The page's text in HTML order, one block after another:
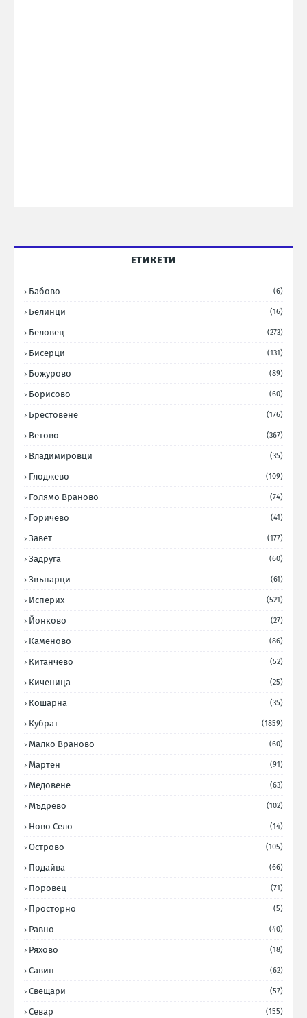
ЕТИКЕТИ
Бабово (6)
Белинци (16)
Беловец (273)
Бисерци (131)
Божурово (89)
Борисово (60)
Брестовене (176)
Ветово (367)
Владимировци (35)
Глоджево (109)
Голямо Враново (74)
Горичево (41)
Завет (177)
Задруга (60)
Звънарци (61)
Исперих (521)
Йонково (27)
Каменово (86)
Китанчево (52)
Киченица (25)
Кошарна (35)
Кубрат (1859)
Малко Враново (60)
Мартен (91)
Медовене (63)
Мъдрево (102)
Ново Село (14)
Острово (105)
Подайва (66)
Поровец (71)
Просторно (5)
Равно (40)
Ряхово (18)
Савин (62)
Свещари (57)
Севар (155)